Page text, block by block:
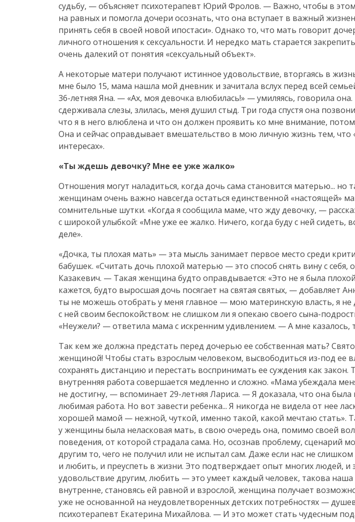
судьбу, — объясняет психотерапевт Юрий Фролов. — Важно, чтобы в
на равных и помогла дочери осознать, что она вступает в важный
принять себя в своей новой ипостаси». Однако то, что мать говорит
личного отношения к сексуальности. И нередко мать старается
очень далекий от понятия «сексуальный объект».
А некоторые матери получают истинное удовольствие, вторгаясь в
мне было 15, мама нашла мой дневник и зачитала вслух перед всей
36-летняя Яна. — «Ах, моя девочка влюбилась!» — умиляясь, говорила она.
сдерживала слезы, злилась, меня душил стыд. Три года спустя она
что я в него влюблена и что он должен проявить ко мне внимание,
Она и сейчас оправдывает вмешательство в мою личную жизнь тем, что
интересах».
«Ты ждешь девочку? Мне ее уже жалко»
Отношения могут наладиться, когда дочь сама становится матерью... но
женщинам очень важно навсегда остаться единственной «настоящей»
сомнительные шутки. «Когда я сообщила маме, что жду девочку, —
с широкой улыбкой: «Мне уже ее жалко. Ничего, когда буду с ней сидеть,
деле».
«Дочка, ты плохая мать» — эта мысль занимает первое место среди
бабушек. «Считать дочь плохой матерью — это способ снять вину с
Казакевич. — Такая женщина будто оправдывается: «Это не я была
кажется, будто выросшая дочь посягает на святая святых, — добавляет
ты не можешь отобрать у меня главное — мою материнскую власть, я не
с ней своим беспокойством: не слишком ли я опекаю своего сына-
«Неужели? — ответила мама с искренним удивлением. — А мне
Так кем же должна предстать перед дочерью ее собственная мать?
женщиной! Чтобы стать взрослым человеком, высвободиться из-под ее
сохранять дистанцию и перестать воспринимать ее суждения как закон.
внутренняя работа совершается медленно и сложно. «Мама убеждала
не достигну, — вспоминает 29-летняя Лариса. — Я доказала, что она
любимая работа. Но вот завести ребенка... Я никогда не видела от нее
хорошей мамой — нежной, чуткой, именно такой, какой мечтаю стать».
у женщины была неласковая мать, в свою очередь она, помимо своей
поведения, от которой страдала сама. Но, осознав проблему, сценарий
другим то, чего не получил или не испытал сам. Даже если нас не
и любить, и преуспеть в жизни. Это подтверждает опыт многих людей, и
удовольствие другим, любить — это умеет каждый человек, такова
внутренне, становясь ей равной и взрослой, женщина получает
уже не основанной на неудовлетворенных детских потребностях —
психотерапевт Екатерина Михайлова. — И это может стать чудесным